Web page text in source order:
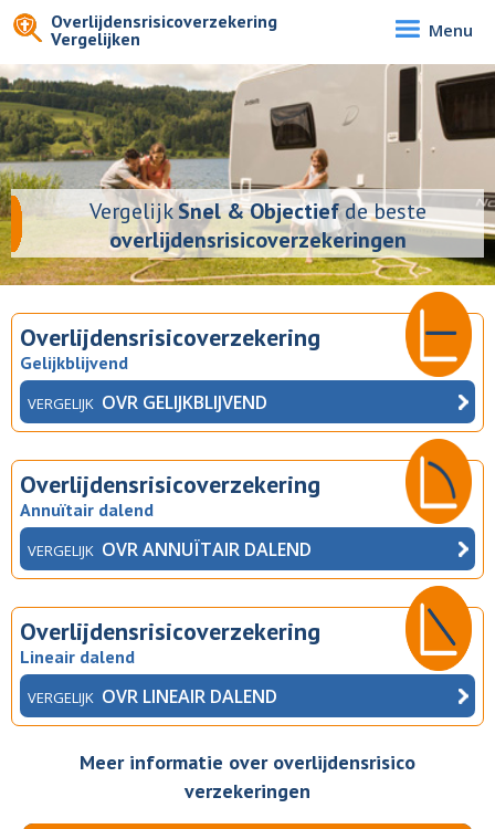
Overlijdensrisicoverzekering
Vergelijken
Menu
VergelijkSnel & Objectiefde beste
overlijdensrisicoverzekeringen
Overlijdensrisicoverzekering
Gelijkblijvend
VERGELIJK OVR GELIJKBLIJVEND
Overlijdensrisicoverzekering
Annuïtair dalend
VERGELIJK OVR ANNUÏTAIR DALEND
Overlijdensrisicoverzekering
Lineair dalend
VERGELIJK OVR LINEAIR DALEND
Meer informatie over overlijdensrisico
verzekeringen